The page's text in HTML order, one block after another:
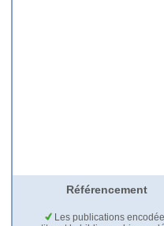
Référencement
Les publications